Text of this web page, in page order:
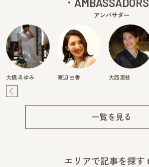
アンバサダー
大橋 あゆみ 渡辺 由香 大西里枝
一覧を見る
エリアで記事を探す